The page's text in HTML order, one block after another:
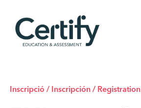
Inscripció / Inscripción / Registration